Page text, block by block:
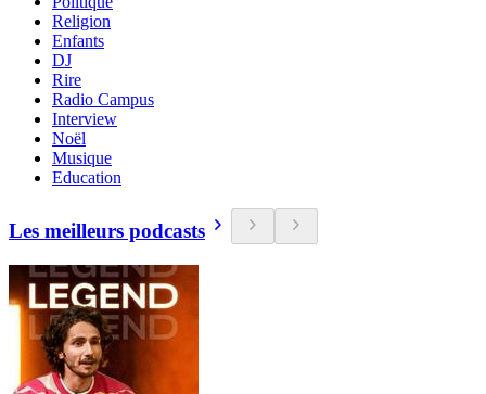
Religion
Enfants
DJ
Rire
Radio Campus
Interview
Noël
Musique
Education
Les meilleurs podcasts